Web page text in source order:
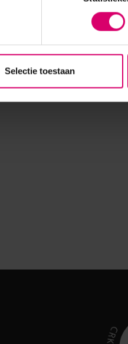
Selectie toestaan